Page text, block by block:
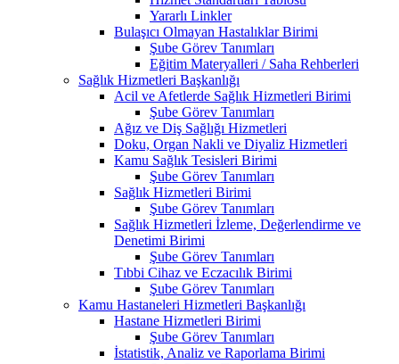
Yararlı Linkler
Bulaşıcı Olmayan Hastalıklar Birimi
Şube Görev Tanımları
Eğitim Materyalleri / Saha Rehberleri
Sağlık Hizmetleri Başkanlığı
Acil ve Afetlerde Sağlık Hizmetleri Birimi
Şube Görev Tanımları
Ağız ve Diş Sağlığı Hizmetleri
Doku, Organ Nakli ve Diyaliz Hizmetleri
Kamu Sağlık Tesisleri Birimi
Şube Görev Tanımları
Sağlık Hizmetleri Birimi
Şube Görev Tanımları
Sağlık Hizmetleri İzleme, Değerlendirme ve
Denetimi Birimi
Şube Görev Tanımları
Tıbbi Cihaz ve Eczacılık Birimi
Şube Görev Tanımları
Kamu Hastaneleri Hizmetleri Başkanlığı
Hastane Hizmetleri Birimi
Şube Görev Tanımları
İstatistik, Analiz ve Raporlama Birimi